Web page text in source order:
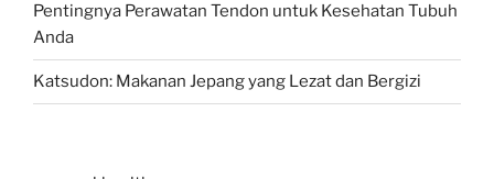
Pentingnya Perawatan Tendon untuk Kesehatan Tubuh
Anda
Katsudon: Makanan Jepang yang Lezat dan Bergizi